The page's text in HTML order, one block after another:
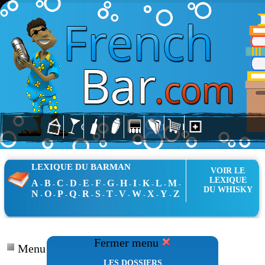
LEXIQUE DU BARMAN
A - B - C - D - E - F - G - H- I - K- L - M -
N - O - P - Q - R - S - T - V - W - X - Y - Z
VOIR LE
LEXIQUE
DU WHISKY
Fermer menu
LES DOSSIERS
Menu Dossiers